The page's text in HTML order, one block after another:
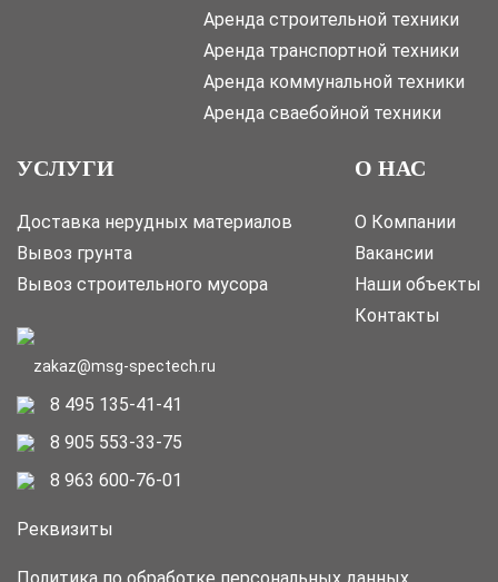
Аренда строительной техники
Аренда транспортной техники
Аренда коммунальной техники
Аренда сваебойной техники
УСЛУГИ
Доставка нерудных материалов
Вывоз грунта
Вывоз строительного мусора
О НАС
О Компании
Вакансии
Наши объекты
Контакты
zakaz@msg-spectech.ru
8 495 135-41-41
8 905 553-33-75
8 963 600-76-01
Реквизиты
Политика по обработке персональных данных